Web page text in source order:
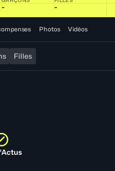
- -
Photos Vidéos
Filles